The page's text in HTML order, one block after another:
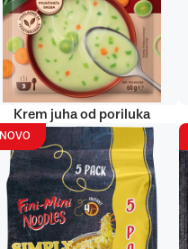
Krem juha od poriluka
NOVO